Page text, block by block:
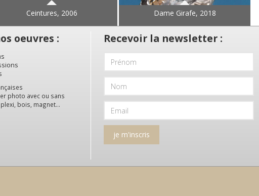
Ceintures, 2006 Dame Girafe, 2018
oeuvres :
photo avec ou sans
bois, magnet...
Recevoir la newsletter :
je m'inscris